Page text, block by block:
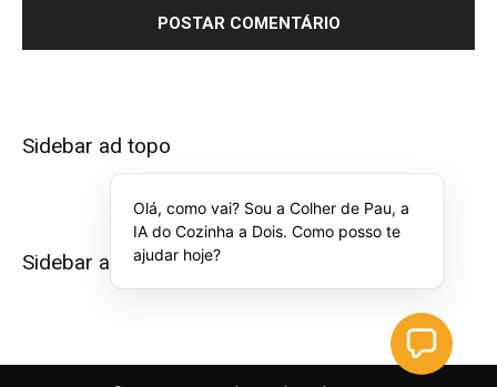
Sidebar ad topo
Sidebar ad bottom
Olá, como vai? Sou a Colher de Pau, a
IA do Cozinha a Dois. Como posso te
ajudar hoje?